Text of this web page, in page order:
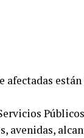
están
avenidas,